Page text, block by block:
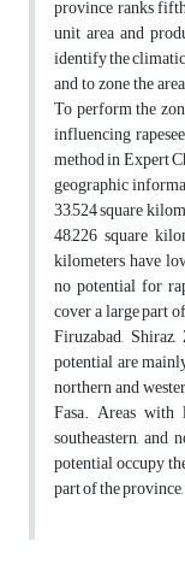
province ranks
unit area and
identify the
and to zone the
To perform the
influencing
method in Expert
geographic
33,524 square
48,226 square
kilometers have
no potential for
cover a large part
Firuzabad,
potential are
northern and
Fasa. Areas with
southeastern,
potential occupy
part of the